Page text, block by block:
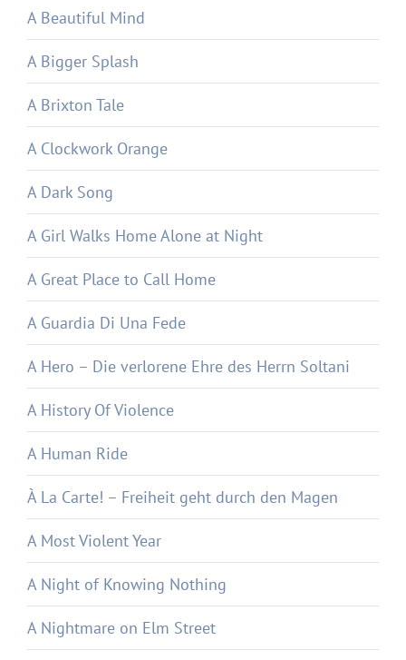
A Beautiful Mind
A Bigger Splash
A Brixton Tale
A Clockwork Orange
A Dark Song
A Girl Walks Home Alone at Night
A Great Place to Call Home
A Guardia Di Una Fede
A Hero – Die verlorene Ehre des Herrn Soltani
A History Of Violence
A Human Ride
À La Carte! – Freiheit geht durch den Magen
A Most Violent Year
A Night of Knowing Nothing
A Nightmare on Elm Street